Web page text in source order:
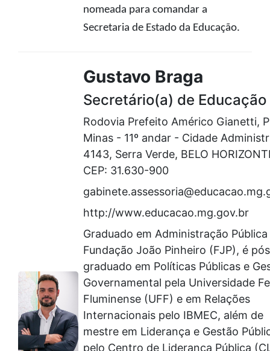
nomeada para comandar a
Secretaria de Estado da Educação.
Gustavo Braga
Secretário(a) de Educação
Rodovia Prefeito Américo Gianetti,
Minas - 11º andar - Cidade
4143, Serra Verde, BELO
CEP: 31.630-900
http://www.educacao.mg.gov.br
Graduado em Administração Pública
Fundação João Pinheiro (FJP), é
graduado em Políticas Públicas e
Governamental pela Universidade
Fluminense (UFF) e em Relações
Internacionais pelo IBMEC, além de
mestre em Liderança e Gestão
pelo Centro de Liderança Pública